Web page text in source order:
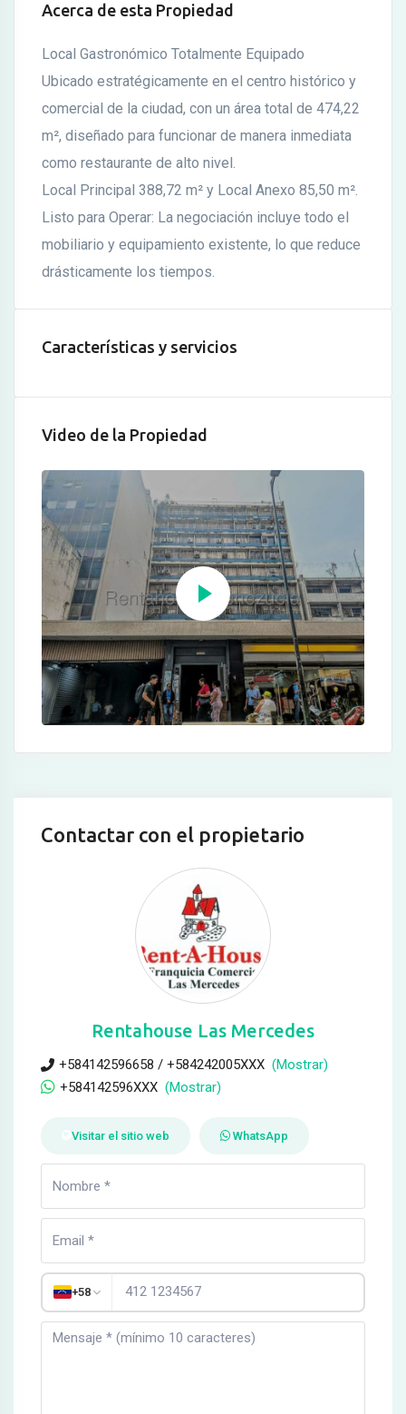
Acerca de esta Propiedad
Local Gastronómico Totalmente Equipado
Ubicado estratégicamente en el centro histórico y
comercial de la ciudad, con un área total de 474,22
m², diseñado para funcionar de manera inmediata
como restaurante de alto nivel.
Local Principal 388,72 m² y Local Anexo 85,50 m².
Listo para Operar: La negociación incluye todo el
mobiliario y equipamiento existente, lo que reduce
drásticamente los tiempos.
Características y servicios
Video de la Propiedad
Contactar con el propietario
Rentahouse Las Mercedes
+584142596658 / +584242005XXX (Mostrar)
+584142596XXX (Mostrar)
Visitar el sitio web WhatsApp
+58